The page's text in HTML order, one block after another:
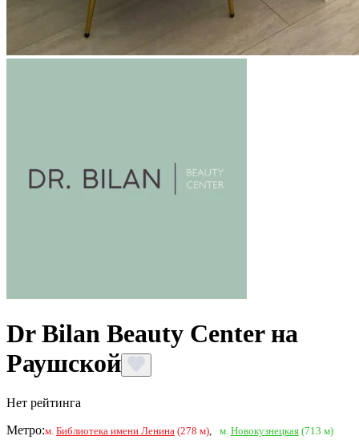
Dr Bilan Beauty Center на
Раушской
Нет рейтинга
Метро:м. Библиотека имени Ленина (278 м) м. Новокузнецкая(713 м)